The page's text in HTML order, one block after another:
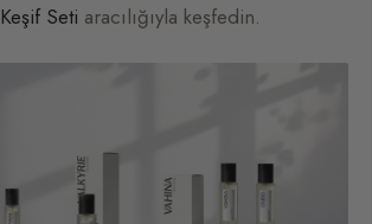
Keşif Seti aracılığıyla keşfedin.